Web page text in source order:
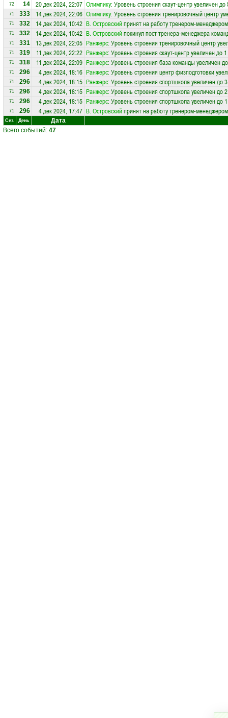
72 14 20 дек 2024, 22:07 Олимпику: Уровень строения скаут-центр увеличен до
71 333 14 дек 2024, 22:06 Олимпику: Уровень строения тренировочный центр
71 332 14 дек 2024, 10:42 В. Островскийпринят на работу тренером-
71 332 14 дек 2024, 10:42 В. Островскийпокинул пост тренера-менеджера
71 331 13 дек 2024, 22:05 Ранжерс: Уровень строения тренировочный центр
71 319 11 дек 2024, 22:22 Ранжерс: Уровень строения скаут-центр увеличен до
71 318 11 дек 2024, 22:09 Ранжерс: Уровень строения база команды увеличен
71 296 4 дек 2024, 18:16 Ранжерс: Уровень строения центр физподготовки
71 296 4 дек 2024, 18:15 Ранжерс: Уровень строения спортшкола увеличен до
71 296 4 дек 2024, 18:15 Ранжерс: Уровень строения спортшкола увеличен до
71 296 4 дек 2024, 18:15 Ранжерс: Уровень строения спортшкола увеличен до
71 296 4 дек 2024, 17:47 В. Островскийпринят на работу тренером-
Сез. День
Дата
Всего событий: 47